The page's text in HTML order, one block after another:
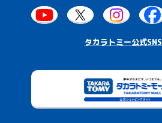
タカラトミー公式